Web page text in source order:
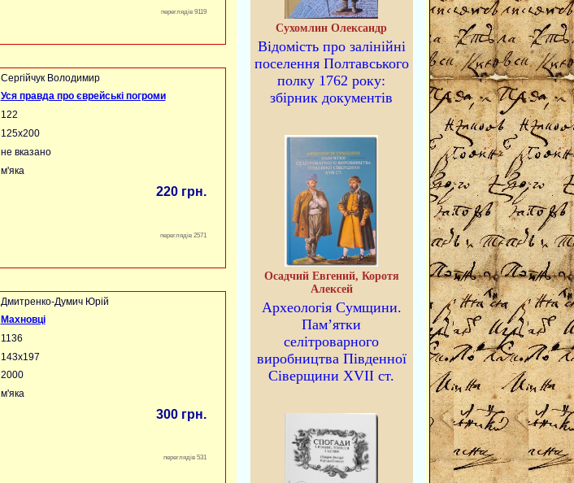
переглядів 9119
Сергійчук Володимир
Уся правда про єврейські погроми
122
125х200
не вказано
м'яка
220 грн.
переглядів 2571
Дмитренко-Думич Юрій
Махновці
1136
143х197
2000
м'яка
300 грн.
переглядів 531
Сухомлин Олександр
Відомість про залінійні
поселення Полтавського
полку 1762 року:
збірник документів
Осадчий Евгений, Коротя
Алексей
Археологія Сумщини.
Пам’ятки
селітроварного
виробництва Південної
Сіверщини XVII ст.